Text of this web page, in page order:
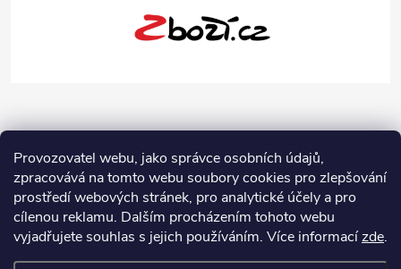
Provozovatel webu, jako správce osobních údajů,
zpracovává na tomto webu soubory cookies pro zlepšování
prostředí webových stránek, pro analytické účely a pro
cílenou reklamu. Dalším procházením tohoto webu
vyjadřujete souhlas s jejich používáním. Více informacízde.